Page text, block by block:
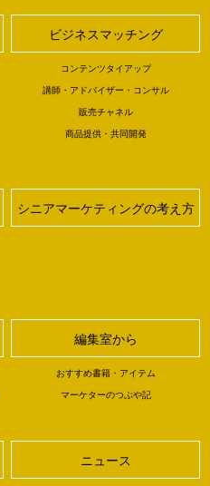
ビジネスマッチング
コンテンツタイアップ
講師・アドバイザー・コンサル
販売チャネル
商品提供・共同開発
シニアマーケティングの考え方
編集室から
おすすめ書籍・アイテム
マーケターのつぶや記
ニュース